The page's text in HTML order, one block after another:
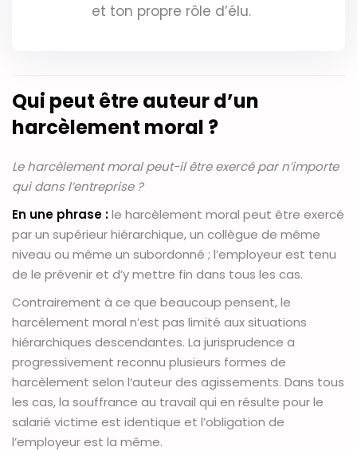
et ton propre rôle d’élu.
Qui peut être auteur d’un
harcèlement moral ?
Le harcèlement moral peut-il être exercé par n’importe
qui dans l’entreprise ?
En une phrase :le harcèlement moral peut être exercé
par un supérieur hiérarchique, un collègue de même
niveau ou même un subordonné ; l’employeur est tenu
de le prévenir et d’y mettre fin dans tous les cas.
Contrairement à ce que beaucoup pensent, le
harcèlement moral n’est pas limité aux situations
hiérarchiques descendantes. La jurisprudence a
progressivement reconnu plusieurs formes de
harcèlement selon l’auteur des agissements. Dans tous
les cas, la souffrance au travail qui en résulte pour le
salarié victime est identique et l’obligation de
l’employeur est la même.